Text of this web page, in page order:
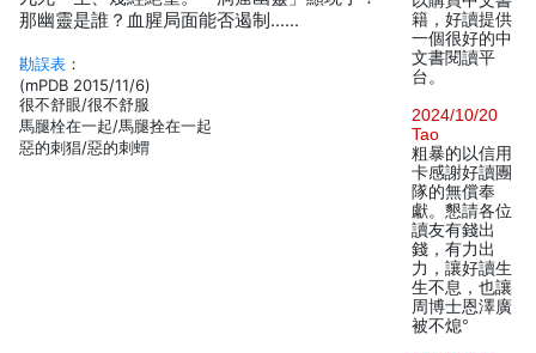
那幽靈是誰？血腥局面能否遏制……
勘誤表 ：
(mPDB 2015/11/6)
很不舒眼/很不舒服
馬腿栓在一起/馬腿拴在一起
惡的刺猖/惡的刺蝟
籍，好讀提供
一個很好的中
文書閱讀平
台。
2024/10/20
Tao
粗暴的以信用
卡感謝好讀團
隊的無償奉
獻。懇請各位
讀友有錢出
錢，有力出
力，讓好讀生
生不息，也讓
周博士恩澤廣
被不熄°